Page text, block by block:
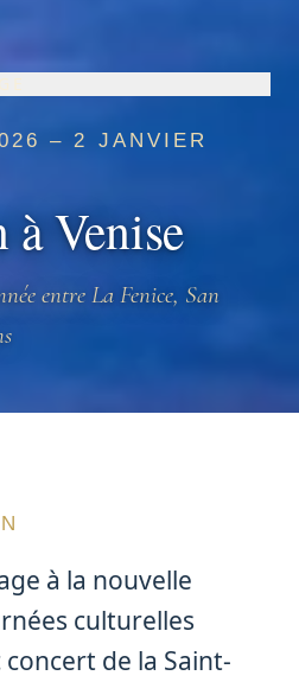
– 2 JANVIER
Venise
entre La Fenice, San
à la nouvelle
culturelles
concert de la Saint-